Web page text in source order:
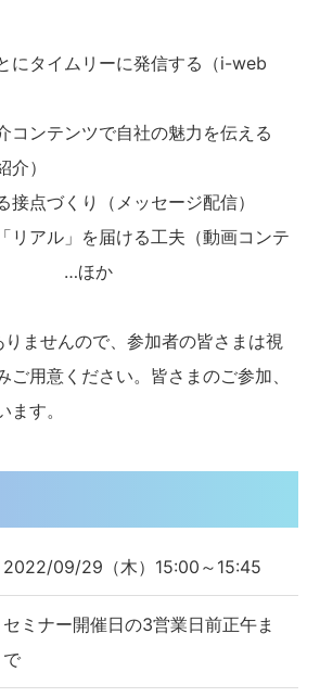
にタイムリーに発信する（i-web
コンテンツで自社の魅力を伝える
介）
接点づくり（メッセージ配信）
リアル」を届ける工夫（動画コンテ
ほか
ませんので、参加者の皆さまは視
ご用意ください。皆さまのご参加、
す。
2022/09/29（木）15:00～15:45
セミナー開催日の3営業日前正午ま
で